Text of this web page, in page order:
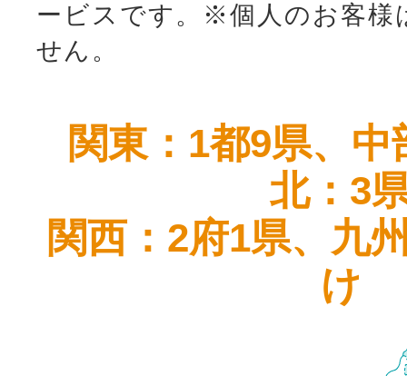
ービスです。
※個人のお客様
せん。
関東：1都9県、
北：3
関西：2府1県、九
け